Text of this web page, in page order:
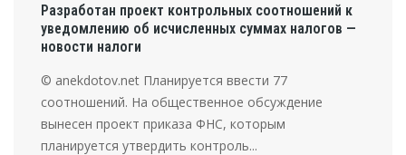
Разработан проект контрольных соотношений к
уведомлению об исчисленных суммах налогов —
новости налоги
© anekdotov.net Планируется ввести 77
соотношений. На общественное обсуждение
вынесен проект приказа ФНС, которым
планируется утвердить контроль...